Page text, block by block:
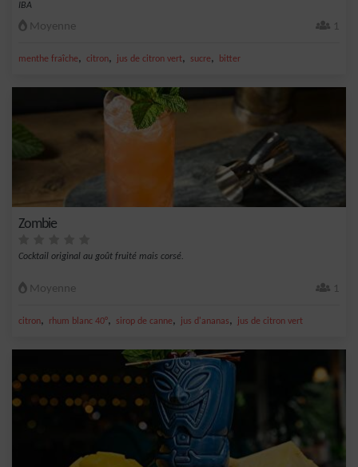
IBA
Moyenne 1
menthe fraîche, citron, jus de citron vert, sucre, bitter
Zombie
Cocktail original au goût fruité mais corsé.
Moyenne 1
citron, rhum blanc 40°, sirop de canne, jus d'ananas, jus de citron vert